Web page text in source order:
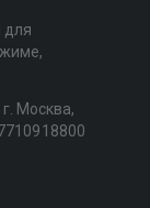
для
Москва,